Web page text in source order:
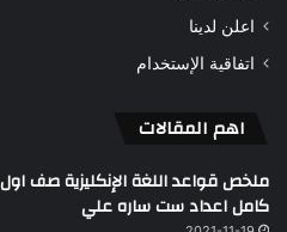
اعلن لدينا
اتفاقية الإستخدام
اهم المقالات
ملخص قواعد اللغة الإنكليزية صف
كامل اعداد ست ساره علي